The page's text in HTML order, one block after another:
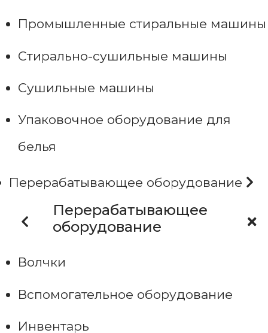
Промышленные стиральные машины
Стирально-сушильные машины
Сушильные машины
Упаковочное оборудование для
белья
Перерабатывающее оборудование
Перерабатывающее
оборудование
Волчки
Вспомогательное оборудование
Инвентарь